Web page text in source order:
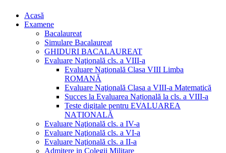
Acasă
Examene
Bacalaureat
Simulare Bacalaureat
GHIDURI BACALAUREAT
Evaluare Naţională cls. a VIII-a
Evaluare Naţională Clasa VIII Limba
ROMANĂ
Evaluare Naţională Clasa a VIII-a Matematică
Succes la Evaluarea Națională la cls. a VIII-a
Teste digitale pentru EVALUAREA
NAȚIONALĂ
Evaluare Naţională cls. a IV-a
Evaluare Naţională cls. a VI-a
Evaluare Naţională cls. a II-a
Admitere in Colegii Militare